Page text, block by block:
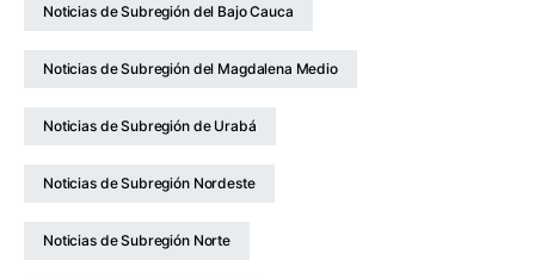
Noticias de Subregión del Bajo Cauca
Noticias de Subregión del Magdalena Medio
Noticias de Subregión de Urabá
Noticias de Subregión Nordeste
Noticias de Subregión Norte